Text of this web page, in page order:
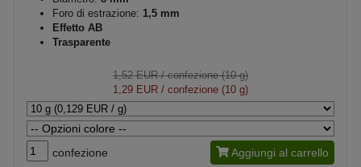
Foro di estrazione: 1,5 mm
Effetto AB
Trasparente
1,52 EUR/ confezione (10 g)
1,29 EUR / confezione (10 g)
confezione Aggiungi al carrello